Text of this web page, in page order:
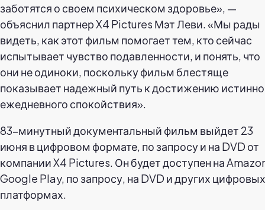
заботятся о своем психическом здоровье», —
объяснил партнер X4 Pictures Мэт Леви. «Мы рады
видеть, как этот фильм помогает тем, кто сейчас
испытывает чувство подавленности, и понять, что
они не одиноки, поскольку фильм блестяще
показывает надежный путь к достижению
ежедневного спокойствия».
83-минутный документальный фильм выйдет 23
июня в цифровом формате, по запросу и на DVD от
компании X4 Pictures. Он будет доступен на
Google Play, по запросу, на DVD и других цифровых
платформах.